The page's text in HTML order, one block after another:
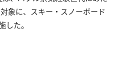
象に、スキー・スノーボード
した。